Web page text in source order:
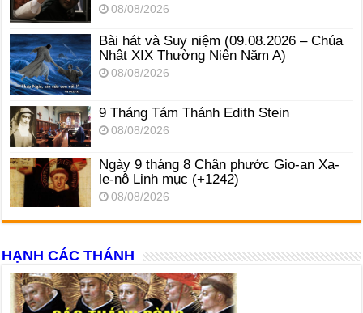
08/08/2026
Bài hát và Suy niệm (09.08.2026 – Chúa
Nhật XIX Thường Niên Năm A)
08/08/2026
9 Tháng Tám Thánh Edith Stein
08/08/2026
Ngày 9 tháng 8 Chân phước Gio-an Xa-
le-nô Linh mục (+1242)
08/08/2026
HẠNH CÁC THÁNH